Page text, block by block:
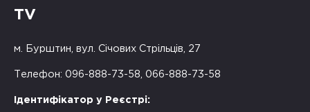
TV
м. Бурштин, вул. Січових Стрільців, 27
Телефон: 096-888-73-58, 066-888-73-58
Ідентифікатор у Реєстрі: